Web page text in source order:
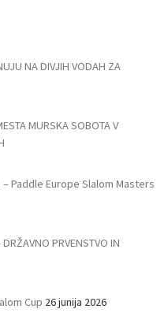
NA DIVJIH VODAH ZA
MURSKA SOBOTA V
Paddle Europe Slalom Masters
PRVENSTVO IN
Cup 26 junija 2026